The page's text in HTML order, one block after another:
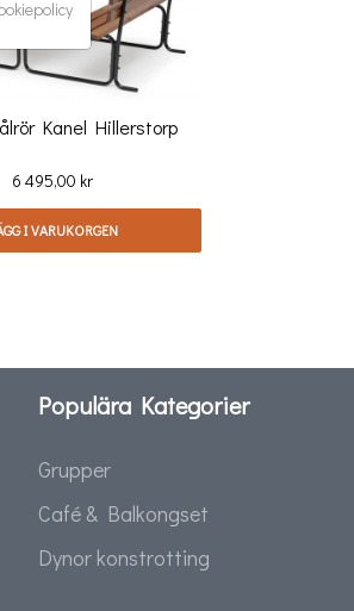
Kanel Hillerstorp
Pris
6 495,00 kr
I VARUKORGEN
Populära Kategorier
Grupper
Café & Balkongset
Dynor konstrotting